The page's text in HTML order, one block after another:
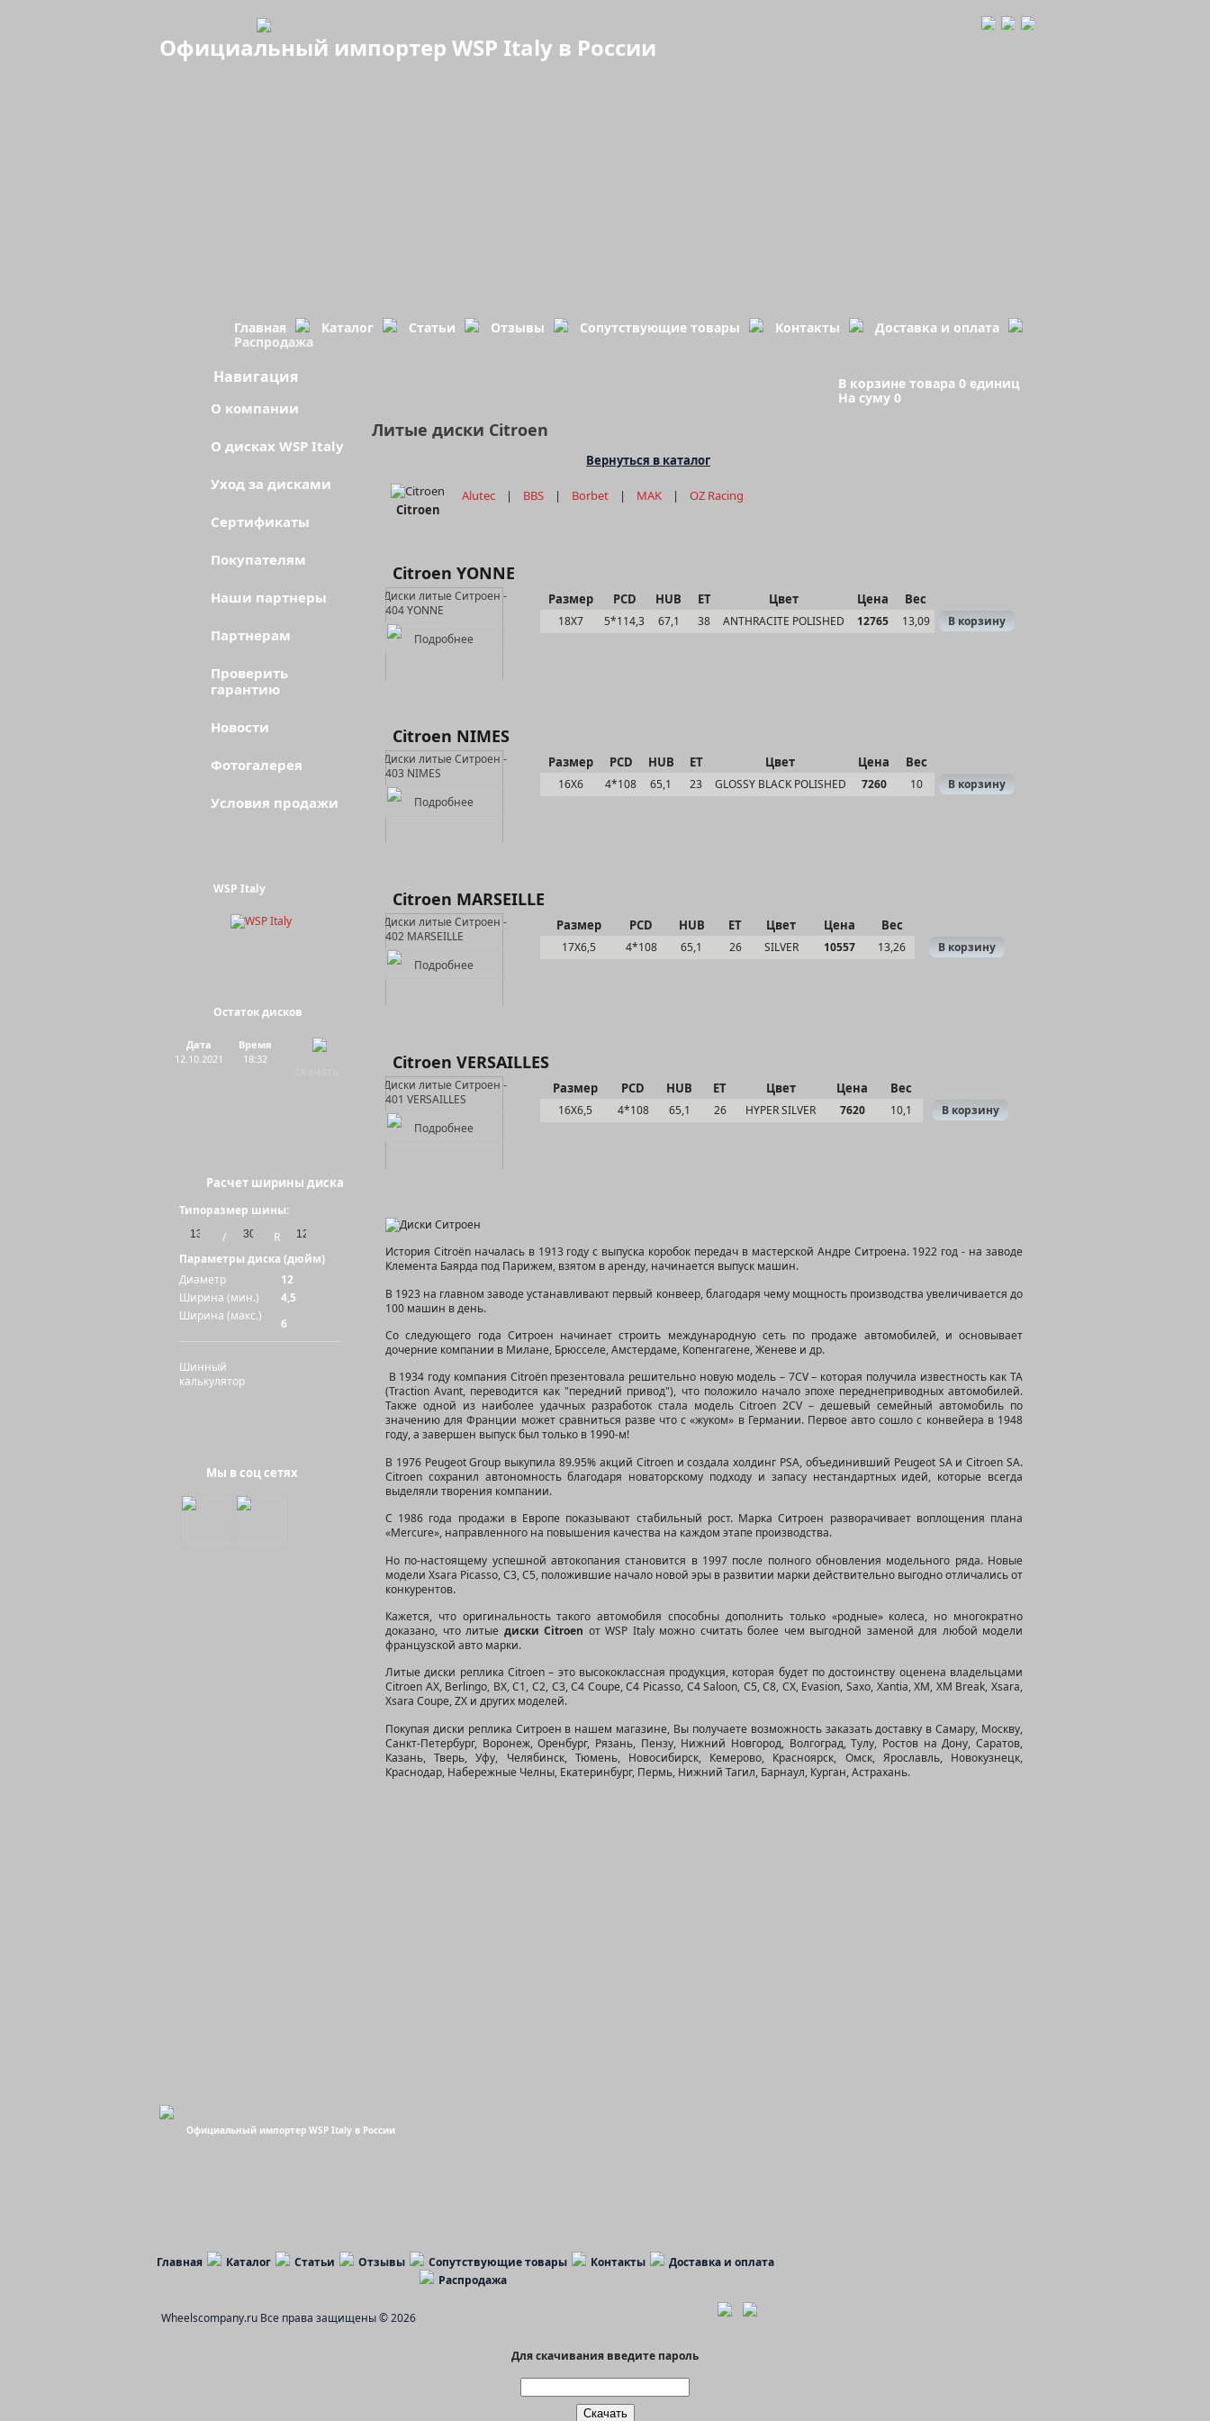
Официальный импортер WSP Italy в России
Главная Каталог Статьи Отзывы Сопутствующие товары Контакты
Доставка и оплата
Распродажа
В корзине товара 0 единиц
На суму 0
Литые диски Citroen
Вернуться в каталог
Citroen
Alutec | BBS | Borbet | MAK | OZ Racing
Citroen YONNE
Подробнее
Размер PCD HUB ET Цвет Цена Вес
18Х7 5*114,3 67,1 38 ANTHRACITE POLISHED 12765 13,09 В корзину
Citroen NIMES
Подробнее
Размер PCD HUB ET Цвет Цена Вес
16Х6 4*108 65,1 23 GLOSSY BLACK POLISHED 7260 10 В корзину
Citroen MARSEILLE
Подробнее
Размер PCD HUB ET Цвет Цена Вес
17Х6,5 4*108 65,1 26 SILVER 10557 13,26 В корзину
Citroen VERSAILLES
Подробнее
Размер PCD HUB ET Цвет Цена Вес
16Х6,5 4*108 65,1 26 HYPER SILVER 7620 10,1 В корзину
История Citroën началась в 1913 году с выпуска коробок передач в мастерской Андре Ситроена. 1922 год - на заводе
Клемента Баярда под Парижем, взятом в аренду, начинается выпуск машин.
В 1923 на главном заводе устанавливают первый конвеер, благодаря чему мощность производства увеличивается до
100 машин в день.
Со следующего года Ситроен начинает строить международную сеть по продаже автомобилей, и основывает
дочерние компании в Милане, Брюсселе, Амстердаме, Копенгагене, Женеве и др.
В 1934 году компания Citroën презентовала решительно новую модель – 7CV – которая получила известность как ТА
(Traction Avant, переводится как "передний привод"), что положило начало эпохе переднеприводных автомобилей.
Также одной из наиболее удачных разработок стала модель Citroen 2CV – дешевый семейный автомобиль по
значению для Франции может сравниться разве что с «жуком» в Германии. Первое авто сошло с конвейера в 1948
году, а завершен выпуск был только в 1990-м!
В 1976 Peugeot Group выкупила 89.95% акций Citroen и создала холдинг PSA, объединивший Peugeot SA и Citroen SA.
Citroen сохранил автономность благодаря новаторскому подходу и запасу нестандартных идей, которые всегда
выделяли творения компании.
С 1986 года продажи в Европе показывают стабильный рост. Марка Ситроен разворачивает воплощения плана
«Mercure», направленного на повышения качества на каждом этапе производства.
Но по-настоящему успешной автокопания становится в 1997 после полного обновления модельного ряда. Новые
модели Xsara Picasso, C3, C5, положившие начало новой эры в развитии марки действительно выгодно отличались от
конкурентов.
Кажется, что оригинальность такого автомобиля способны дополнить только «родные» колеса, но многократно
доказано, что литые диски Citroen от WSP Italy можно считать более чем выгодной заменой для любой модели
французской авто марки.
Литые диски реплика Citroen – это высококлассная продукция, которая будет по достоинству оценена владельцами
Citroen AX, Berlingo, BX, C1, C2, C3, C4 Coupe, C4 Picasso, C4 Saloon, C5, C8, CX, Evasion, Saxo, Xantia, XM, XM Break, Xsara,
Xsara Coupe, ZX и других моделей.
Покупая диски реплика Ситроен в нашем магазине, Вы получаете возможность заказать доставку в Самару, Москву,
Санкт-Петербург, Воронеж, Оренбург, Рязань, Пензу, Нижний Новгород, Волгоград, Тулу, Ростов на Дону, Саратов,
Казань, Тверь, Уфу, Челябинск, Тюмень, Новосибирск, Кемерово, Красноярск, Омск, Ярославль, Новокузнецк,
Краснодар, Набережные Челны, Екатеринбург, Пермь, Нижний Тагил, Барнаул, Курган, Астрахань.
Навигация
О компании
О дисках WSP Italy
Уход за дисками
Сертификаты
Покупателям
Наши партнеры
Партнерам
Проверить
гарантию
Новости
Фотогалерея
Условия продажи
WSP Italy
Остаток дисков
Дата
12.10.2021
Время
18:32
Расчет ширины диска
Типоразмер шины:
/
R
Параметры диска (дюйм)
Диаметр
12
Ширина (мин.)
4,5
Ширина (макс.)
6
Шинный
калькулятор
Мы в соц сетях
Официальный импортер WSP Italy в России
Главная Каталог Статьи Отзывы Сопутствующие товары Контакты
Доставка и оплата
Распродажа
Wheelscompany.ru Все права защищены © 2026
Для скачивания введите пароль